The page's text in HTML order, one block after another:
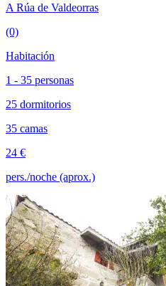
A Rúa de Valdeorras
(0)
Habitación
1 - 35 personas
25 dormitorios
35 camas
24 €
pers./noche (aprox.)